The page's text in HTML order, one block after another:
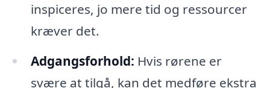
inspiceres, jo mere tid og ressourcer
kræver det.
Adgangsforhold: Hvis rørene er
svære at tilgå, kan det medføre ekstra